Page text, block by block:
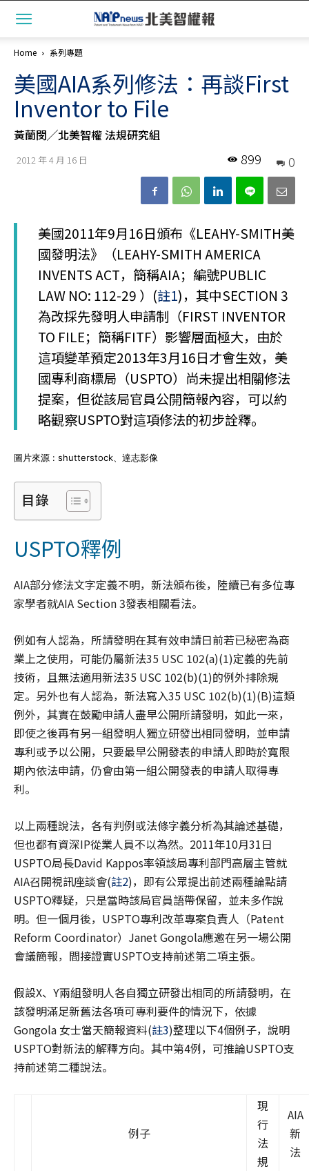
Home 系列專題
美國AIA系列修法：再談First
Inventor to File
黃蘭閔╱北美智權 法規研究組
2012 年 4 月 16 日 0
899
美國2011年9月16日頒布《LEAHY-SMITH美
國發明法》（LEAHY-SMITH AMERICA
INVENTS ACT，簡稱AIA；編號PUBLIC
LAW NO: 112-29 ）(註1)，其中SECTION 3
為改採先發明人申請制（FIRST INVENTOR
TO FILE；簡稱FITF）影響層面極大，由於
這項變革預定2013年3月16日才會生效，美
國專利商標局（USPTO）尚未提出相關修法
提案，但從該局官員公開簡報內容，可以約
略觀察USPTO對這項修法的初步詮釋。
圖片來源 : shutterstock、達志影像
目錄
USPTO釋例
AIA部分修法文字定義不明，新法頒布後，陸續已有多位專
家學者就AIA Section 3發表相關看法。
例如有人認為，所請發明在其有效申請日前若已秘密為商
業上之使用，可能仍屬新法35 USC 102(a)(1)定義的先前
技術，且無法適用新法35 USC 102(b)(1)的例外排除規
定。另外也有人認為，新法寫入35 USC 102(b)(1)(B)這類
例外，其實在鼓勵申請人盡早公開所請發明，如此一來，
即使之後再有另一組發明人獨立研發出相同發明，並申請
專利或予以公開，只要最早公開發表的申請人即時於寬限
期內依法申請，仍會由第一組公開發表的申請人取得專
利。
以上兩種說法，各有判例或法條字義分析為其論述基礎，
但也都有資深IP從業人員不以為然。2011年10月31日
USPTO局長David Kappos率領該局專利部門高層主管就
AIA召開視訊座談會(註2)，即有公眾提出前述兩種論點請
USPTO釋疑，只是當時該局官員語帶保留，並未多作說
明。但一個月後，USPTO專利改革專案負責人（Patent
Reform Coordinator）Janet Gongola應邀在另一場公開
會議簡報，間接證實USPTO支持前述第二項主張。
假設X、Y兩組發明人各自獨立研發出相同的所請發明，在
該發明滿足新舊法各項可專利要件的情況下，依據
Gongola 女士當天簡報資料(註3)整理以下4個例子，說明
USPTO對新法的解釋方向。其中第4例，可推論USPTO支
持前述第二種說法。
例子
現
行
法
規
AIA
新
法